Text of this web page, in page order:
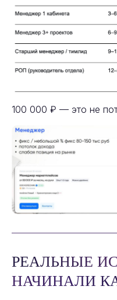
100 000 ₽ — это не
РЕАЛЬНЫЕ
НАЧИНАЛИ